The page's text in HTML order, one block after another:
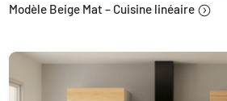
Modèle Beige Mat – Cuisine linéaire